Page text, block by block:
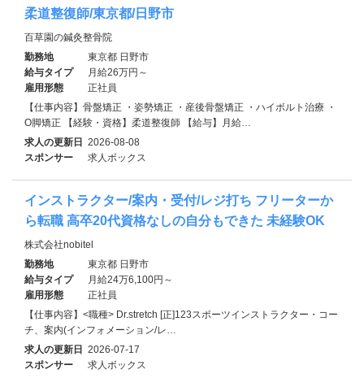
柔道整復師/東京都/日野市
百草園の鍼灸整骨院
勤務地
東京都 日野市
給与タイプ
月給26万円～
雇用形態
正社員
【仕事内容】骨盤矯正 ・姿勢矯正 ・産後骨盤矯正 ・ハイボルト治療 ・
O脚矯正 【経験・資格】柔道整復師 【給与】月給…
求人の更新日 2026-08-08
スポンサー
求人ボックス
インストラクター/案内・受付/レジ打ち フリーターか
ら転職 高卒20代資格なしの自分もできた 未経験OK
株式会社nobitel
勤務地
東京都 日野市
給与タイプ
月給24万6,100円～
雇用形態
正社員
【仕事内容】<職種> Dr.stretch [正]123スポーツインストラクター・コー
チ、案内(インフォメーション/レ…
求人の更新日 2026-07-17
スポンサー
求人ボックス